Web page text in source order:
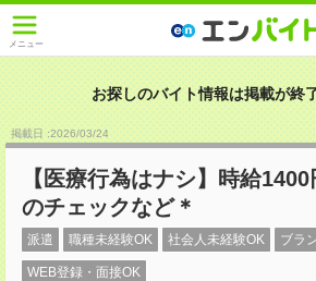
メニュー
お探しのバイト情報は掲載が終
掲載日 :2026/03/24
【医療行為はナシ】時給
のチェックなど＊
派遣 職種未経験OK 社会人未経験OK ブラ
WEB登録・面接OK